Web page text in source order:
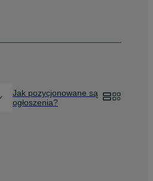
Jak pozycjonowane są
ogłoszenia?